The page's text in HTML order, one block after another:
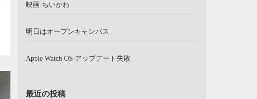
映画 ちいかわ
明日はオープンキャンパス
Apple Watch OS アップデート失敗
最近の投稿